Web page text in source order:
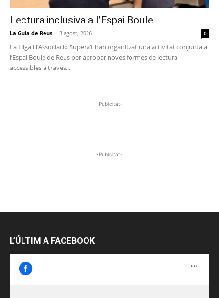
Lectura inclusiva a l’Espai Boule
La Guia de Reus - 3 agost, 2026 0
La Lliga i l’Associació Supera’t han organitzat una activitat conjunta a
l’Espai Boule de Reus per apropar noves formes de lectura
accessibles a través...
-Publicitat-
-Publicitat-
L’ÚLTIM A FACEBOOK